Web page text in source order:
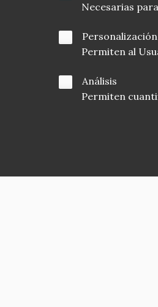
Necesarias
Personalización
Permiten al
Análisis
Permiten